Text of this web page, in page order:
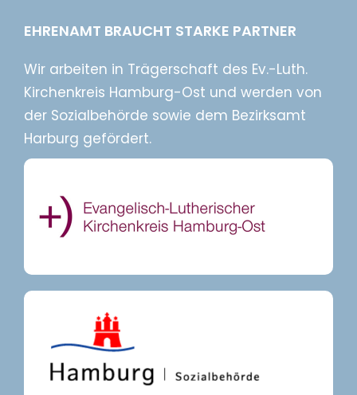
EHRENAMT BRAUCHT STARKE PARTNER
Wir arbeiten in Trägerschaft des Ev.-Luth.
Kirchenkreis Hamburg-Ost und werden von
der Sozialbehörde sowie dem Bezirksamt
Harburg gefördert.